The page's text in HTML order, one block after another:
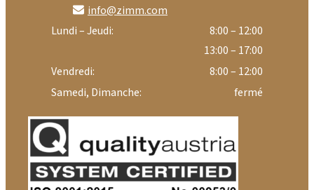
info@zimm.com
Lundi – Jeudi:
8:00 – 12:00
13:00 – 17:00
Vendredi:
8:00 – 12:00
Samedi, Dimanche:
fermé